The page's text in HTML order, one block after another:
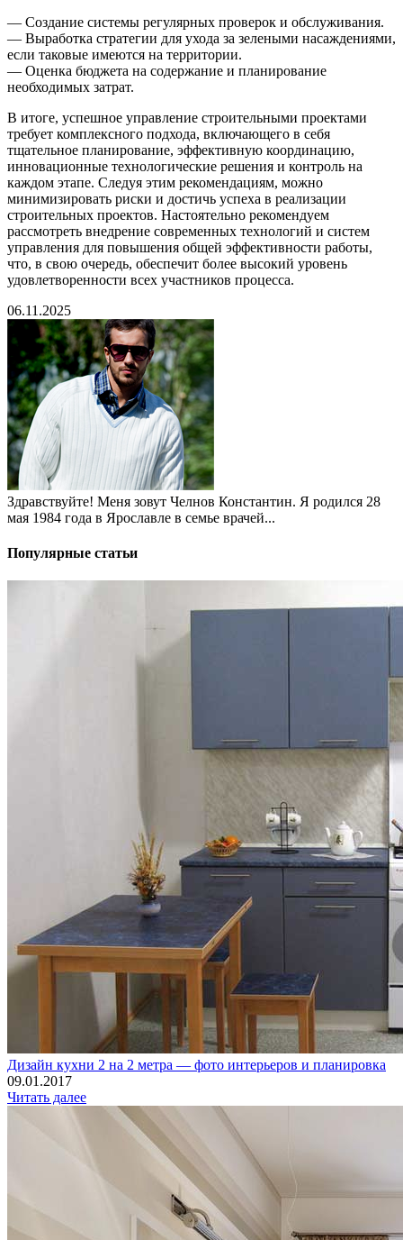
— Создание системы регулярных проверок и обслуживания.
— Выработка стратегии для ухода за зелеными насаждениями,
если таковые имеются на территории.
— Оценка бюджета на содержание и планирование
необходимых затрат.
В итоге, успешное управление строительными проектами
требует комплексного подхода, включающего в себя
тщательное планирование, эффективную координацию,
инновационные технологические решения и контроль на
каждом этапе. Следуя этим рекомендациям, можно
минимизировать риски и достичь успеха в реализации
строительных проектов. Настоятельно рекомендуем
рассмотреть внедрение современных технологий и систем
управления для повышения общей эффективности работы,
что, в свою очередь, обеспечит более высокий уровень
удовлетворенности всех участников процесса.
06.11.2025
Здравствуйте! Меня зовут Челнов Константин. Я родился 28
мая 1984 года в Ярославле в семье врачей...
Популярные статьи
Дизайн кухни 2 на 2 метра — фото интерьеров и планировка
09.01.2017
Читать далее